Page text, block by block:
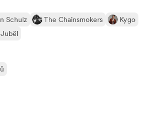
Schulz The Chainsmokers
Kygo
Jubël